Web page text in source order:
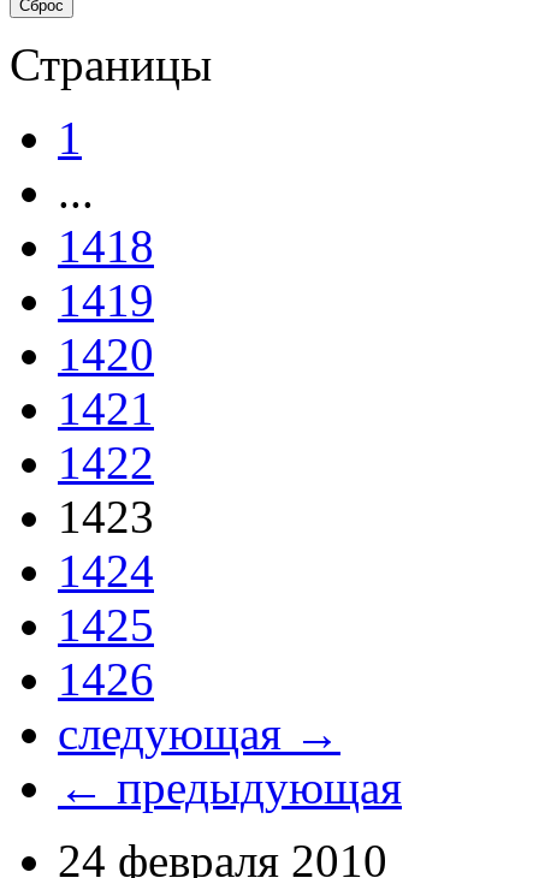
Страницы
1
...
1418
1419
1420
1421
1422
1423
1424
1425
1426
следующая →
← предыдующая
24 февраля 2010